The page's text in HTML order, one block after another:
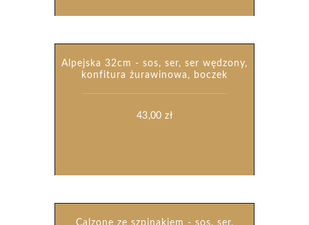
Alpejska 32cm - sos, ser, ser wędzony,
konfitura żurawinowa, boczek
43,00zł
Calzone ze szpinakiem - sos, ser,